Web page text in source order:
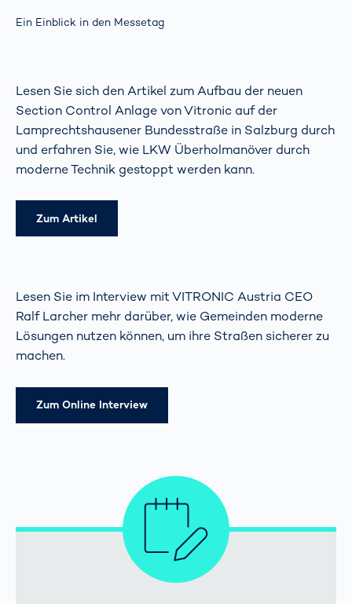
Ein Einblick in den Messetag
Lesen Sie sich den Artikel zum Aufbau der neuen
Section Control Anlage von Vitronic auf der
Lamprechtshausener Bundesstraße in Salzburg durch
und erfahren Sie, wie LKW Überholmanöver durch
moderne Technik gestoppt werden kann.
Zum Artikel
Lesen Sie im Interview mit VITRONIC Austria CEO
Ralf Larcher mehr darüber, wie Gemeinden moderne
Lösungen nutzen können, um ihre Straßen sicherer zu
machen.
Zum Online Interview